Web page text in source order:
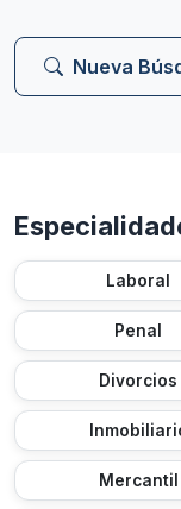
Nueva
Laboral
Penal
Divorcios
Mercantil